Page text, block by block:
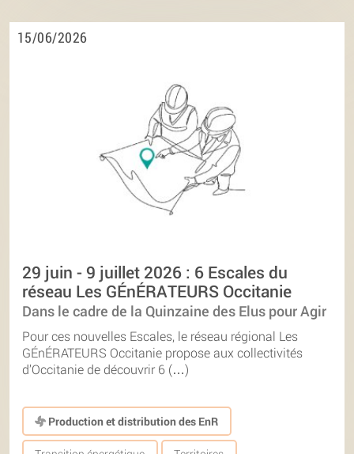
15/06/2026
29 juin - 9 juillet 2026 : 6 Escales du
réseau Les GÉnÉRATEURS Occitanie
Dans le cadre de la Quinzaine des Elus pour Agir
Pour ces nouvelles Escales, le réseau régional Les
GÉnÉRATEURS Occitanie propose aux collectivités
d’Occitanie de découvrir 6 (…)
Production et distribution des EnR